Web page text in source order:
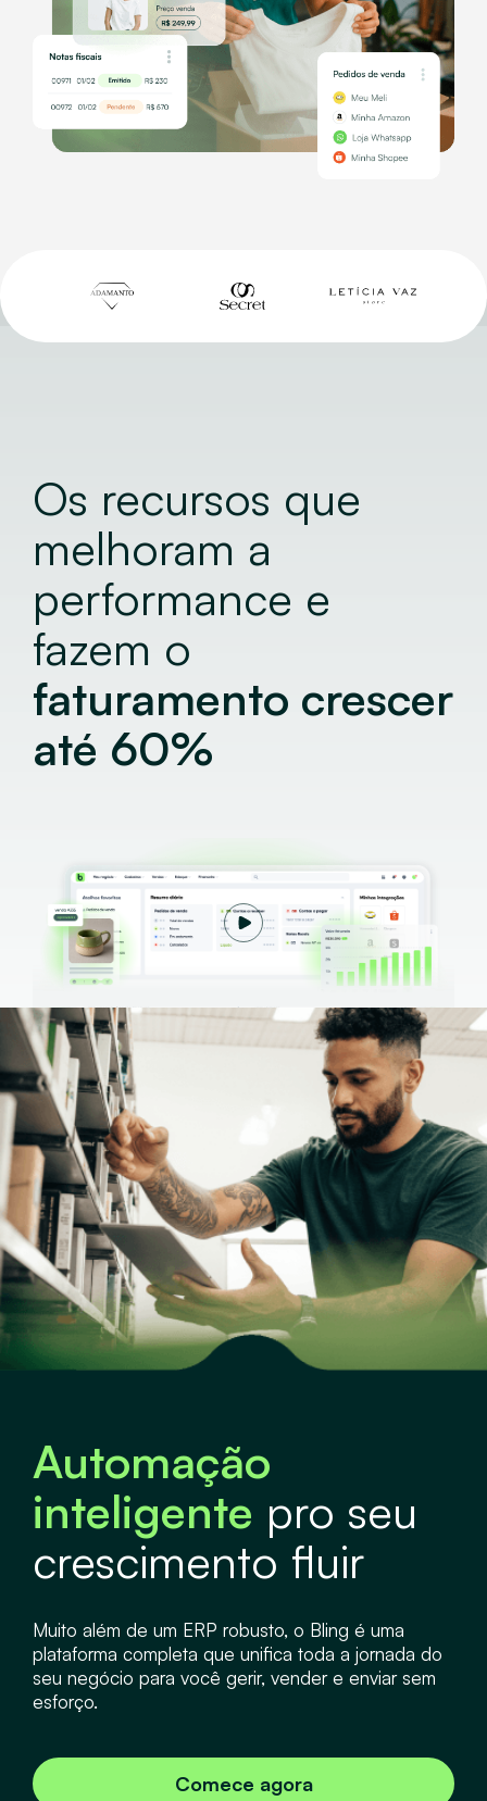
Os recursos que
melhoram a
performance e
fazem o
faturamento crescer
até 60%
Automação
inteligente pro seu
crescimento fluir
Muito além de um ERP robusto, o Bling é uma
plataforma completa que unifica toda a jornada do
seu negócio para você gerir, vender e enviar sem
esforço.
Comece agora